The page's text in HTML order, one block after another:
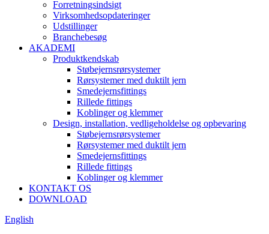
Forretningsindsigt
Virksomhedsopdateringer
Udstillinger
Branchebesøg
AKADEMI
Produktkendskab
Støbejernsrørsystemer
Rørsystemer med duktilt jern
Smedejernsfittings
Rillede fittings
Koblinger og klemmer
Design, installation, vedligeholdelse og opbevaring
Støbejernsrørsystemer
Rørsystemer med duktilt jern
Smedejernsfittings
Rillede fittings
Koblinger og klemmer
KONTAKT OS
DOWNLOAD
English